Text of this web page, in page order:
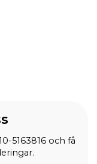
5163816 och få